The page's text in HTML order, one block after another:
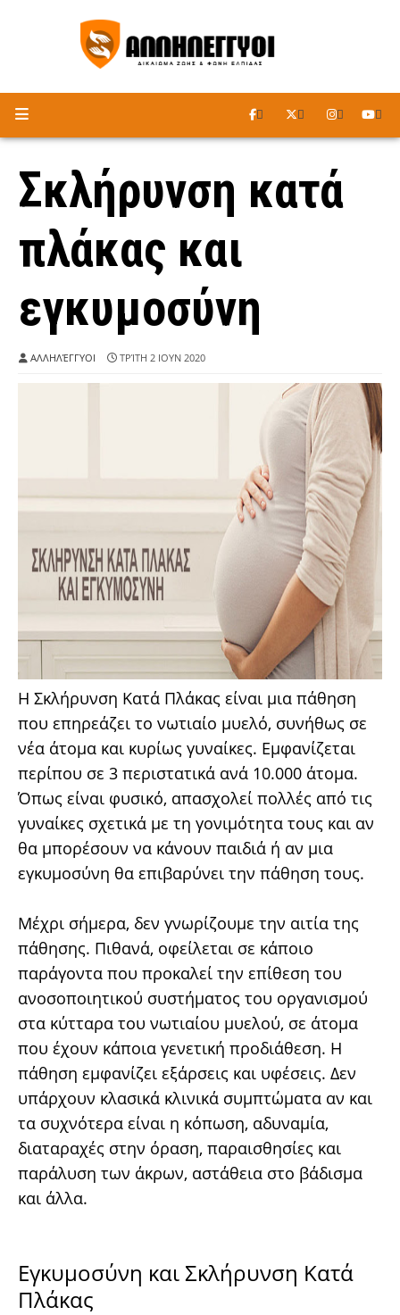
ΑΚΟΥΣΤΕ ΤΟ ΡΑΔΙΟΦΩΝΟ
Σκλήρυνση κατά
πλάκας και
εγκυμοσύνη
ΑΛΛΗΛΈΓΓΥΟΙ ΤΡΊΤΗ 2 ΙΟΥΝ 2020
Η Σκλήρυνση Κατά Πλάκας είναι μια πάθηση
που επηρεάζει το νωτιαίο μυελό, συνήθως σε
νέα άτομα και κυρίως γυναίκες. Εμφανίζεται
περίπου σε 3 περιστατικά ανά 10.000 άτομα.
Όπως είναι φυσικό, απασχολεί πολλές από τις
γυναίκες σχετικά με τη γονιμότητα τους και αν
θα μπορέσουν να κάνουν παιδιά ή αν μια
εγκυμοσύνη θα επιβαρύνει την πάθηση τους.
Μέχρι σήμερα, δεν γνωρίζουμε την αιτία της
πάθησης. Πιθανά, οφείλεται σε κάποιο
παράγοντα που προκαλεί την επίθεση του
ανοσοποιητικού συστήματος του οργανισμού
στα κύτταρα του νωτιαίου μυελού, σε άτομα
που έχουν κάποια γενετική προδιάθεση. Η
πάθηση εμφανίζει εξάρσεις και υφέσεις. Δεν
υπάρχουν κλασικά κλινικά συμπτώματα αν και
τα συχνότερα είναι η κόπωση, αδυναμία,
διαταραχές στην όραση, παραισθησίες και
παράλυση των άκρων, αστάθεια στο βάδισμα
και άλλα.
Εγκυμοσύνη και Σκλήρυνση Κατά
Πλάκας